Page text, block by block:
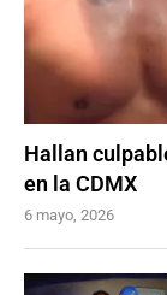
Hallan
en la CDMX
6 mayo, 2026